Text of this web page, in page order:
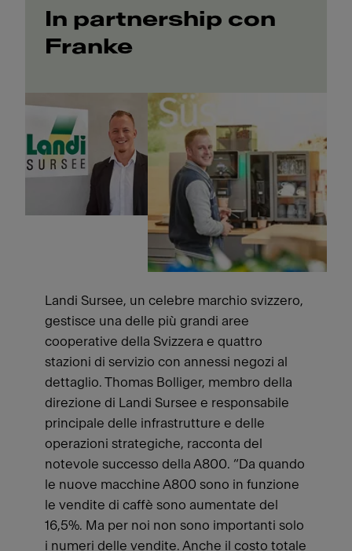
In partnership con
Franke
Landi Sursee, un celebre marchio svizzero,
gestisce una delle più grandi aree
cooperative della Svizzera e quattro
stazioni di servizio con annessi negozi al
dettaglio. Thomas Bolliger, membro della
direzione di Landi Sursee e responsabile
principale delle infrastrutture e delle
operazioni strategiche, racconta del
notevole successo della A800. “Da quando
le nuove macchine A800 sono in funzione
le vendite di caffè sono aumentate del
16,5%. Ma per noi non sono importanti solo
i numeri delle vendite. Anche il costo totale